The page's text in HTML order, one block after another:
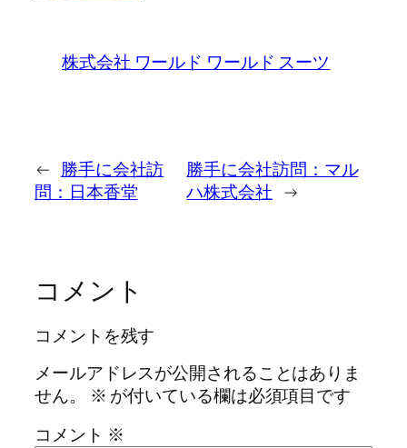
株式会社 ワールド ワールド スーツ
← 勝手に会社訪
問：日本香堂
勝手に会社訪問：マル
ハ株式会社 →
コメント
コメントを残す
メールアドレスが公開されることはありま
せん。
※ が付いている欄は必須項目です
コメント ※